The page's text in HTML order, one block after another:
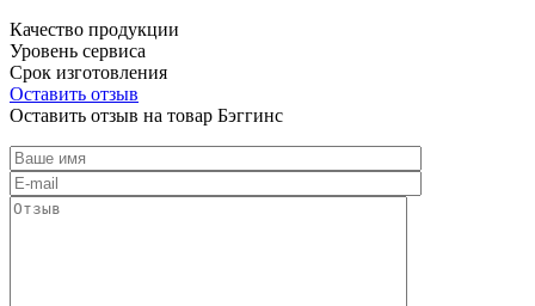
Качество продукции
Уровень сервиса
Срок изготовления
Оставить отзыв
Оставить отзыв на товар Бэггинс